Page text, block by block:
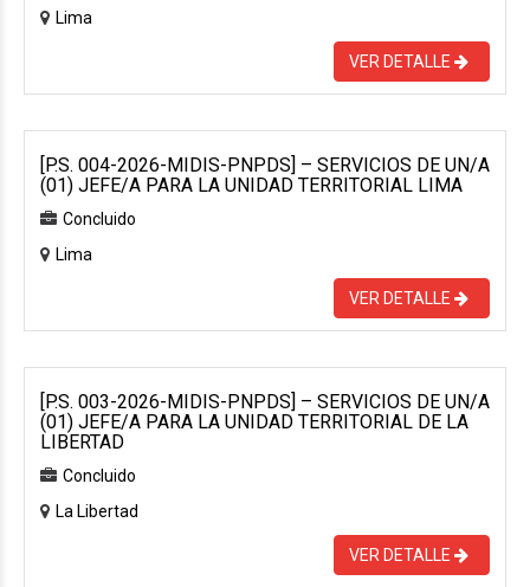
Lima
VER DETALLE
[P.S. 004-2026-MIDIS-PNPDS] – SERVICIOS DE UN/A
(01) JEFE/A PARA LA UNIDAD TERRITORIAL LIMA
Concluido
Lima
VER DETALLE
[P.S. 003-2026-MIDIS-PNPDS] – SERVICIOS DE UN/A
(01) JEFE/A PARA LA UNIDAD TERRITORIAL DE LA
LIBERTAD
Concluido
La Libertad
VER DETALLE